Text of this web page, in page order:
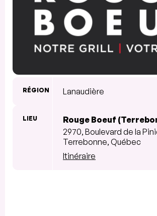
RÉGION Lanaudière
LIEU
Rouge Boeuf
2970, Boulevard de la
Terrebonne, Québec
Itinéraire